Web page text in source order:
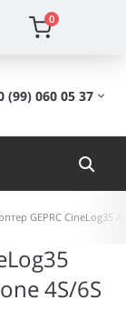
0
(99) 060 05 37
GEPRC CineLog35
4S/6S